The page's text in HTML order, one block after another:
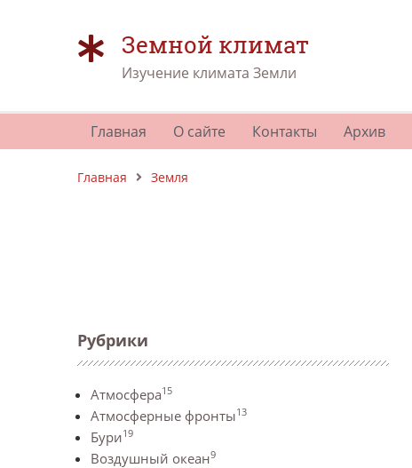
Земной климат
Изучение климата Земли
Главная О сайте Контакты Архив
Главная Земля
Рубрики
Атмосфера15
Атмосферные фронты13
Бури19
Воздушный океан9